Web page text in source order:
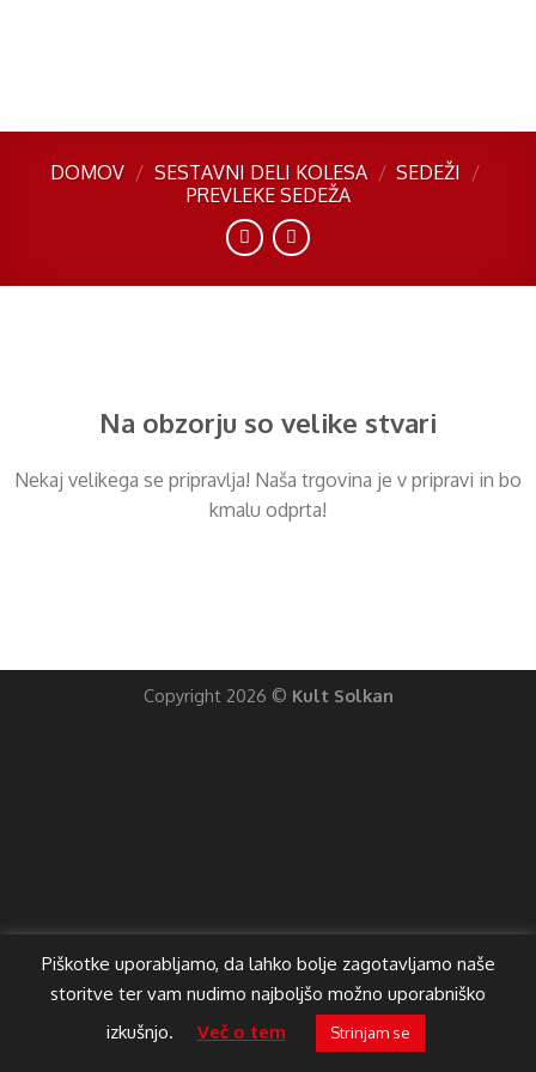
DOMOV / SESTAVNI DELI KOLESA / SEDEŽI /
PREVLEKE SEDEŽA
Na obzorju so velike stvari
Nekaj ​​velikega se pripravlja! Naša trgovina je v pripravi in ​​bo
kmalu odprta!
Piškotke uporabljamo, da lahko bolje zagotavljamo naše
storitve ter vam nudimo najboljšo možno uporabniško
izkušnjo.
Več o tem Strinjam se
Copyright 2026 © Kult Solkan